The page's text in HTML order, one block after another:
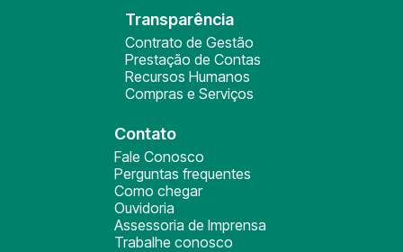
Transparência
Contrato de Gestão
Prestação de Contas
Recursos Humanos
Compras e Serviços
Contato
Fale Conosco
Perguntas frequentes
Como chegar
Ouvidoria
Assessoria de Imprensa
Trabalhe conosco